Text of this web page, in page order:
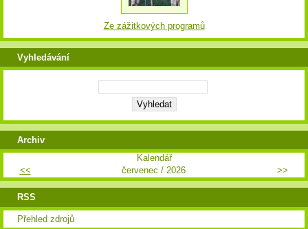
Ze zážitkových programů
Vyhledávání
Archiv
Kalendář
<<
červenec / 2026 >>
RSS
Přehled zdrojů